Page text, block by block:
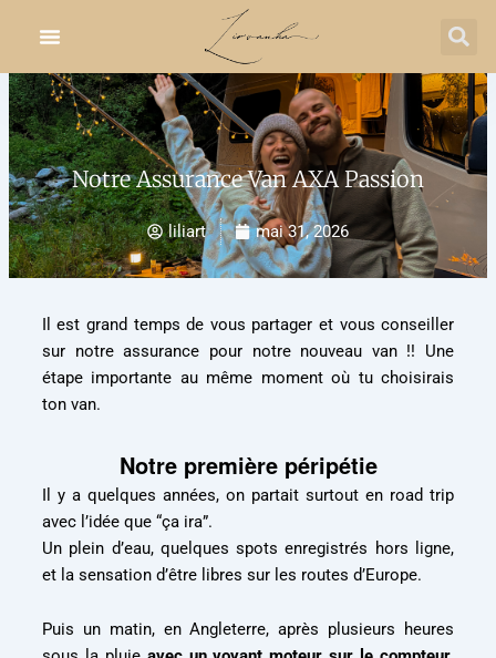
Notre Assurance Van AXA Passion
liliart mai 31, 2026
Il est grand temps de vous partager et vous conseiller
sur notre assurance pour notre nouveau van !! Une
étape importante au même moment où tu choisirais
ton van.
Notre première péripétie
Il y a quelques années, on partait surtout en road trip
avec l’idée que “ça ira”.
Un plein d’eau, quelques spots enregistrés hors ligne,
et la sensation d’être libres sur les routes d’Europe.
Puis un matin, en Angleterre, après plusieurs heures